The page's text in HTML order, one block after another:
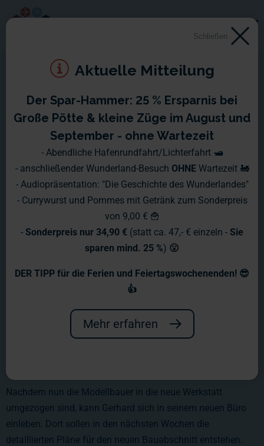
Montag 18. Februar 2013 -
Sonntag 24. Februar 2013
Zum Anfang der Woche - wie gewohnt - ein neuer
Wochenbericht.
Nachdem nun die Modellbauer in die neue Werkstatt
umgezogen sind, kann Gerhard sich in seinem neuen Büro
einleben. Dort sollen in den nächsten Wochen die
detaillierten Pläne für den neuen Bauabschnitt entstehen.
Schließen
Aktuelle Mitteilung
Der Spar-Hammer: 25 % Ersparnis bei
Große Pötte & kleine Züge im August und
September - ohne Wartezeit
- Abendliche Hafenrundfahrt/Lichterfahrt 🛥️
- anschließender Wunderland-Besuch OHNE Wartezeit 🚂
- Audiopräsentation: "Die Geschichte des Wunderlandes"
- Currywurst und Pommes mit Getränk zum Sonderpreis
von 9,00 € 🍟
- Sonderpreis nur 34,90 € (statt ca. 47,- € einzeln - Sie
sparen mind. 25 %) 😮
DER TIPP für die Ferien und Feiertagswochenenden! 😎
👍
Mehr erfahren